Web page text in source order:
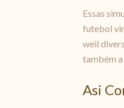
Essas
futebol
weil
também
Asi